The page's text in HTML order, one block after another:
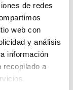
de redes
web con
y análisis
información
recopilado a
cuenta
cognitiva
cada